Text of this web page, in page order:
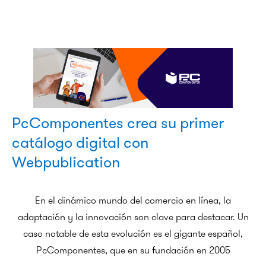
PcComponentes crea su primer
catálogo digital con
Webpublication
En el dinámico mundo del comercio en línea, la
adaptación y la innovación son clave para destacar. Un
caso notable de esta evolución es el gigante español,
PcComponentes, que en su fundación en 2005